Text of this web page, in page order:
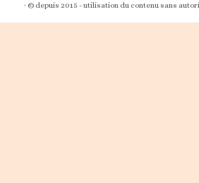
· © depuis 2015 - utilisation du contenu sans